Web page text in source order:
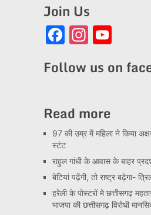
Join Us
Facebook
Follow us on
Read more
97 की उम्र में महिला ने किया
स्टंट
राहुल गांधी के आवास के बाहर
बेटियां पढ़ेंगी, तो राष्ट्र बढ़ेगा-
हरेली के पोस्टरों मे छत्तीसगढ़
भाजपा की छत्तीसगढ़ विरोधी